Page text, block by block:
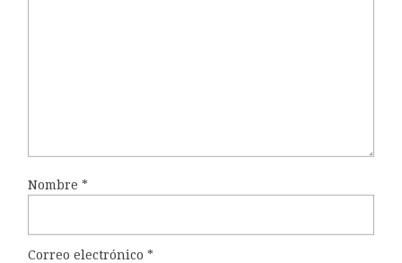
Nombre *
Correo electrónico *